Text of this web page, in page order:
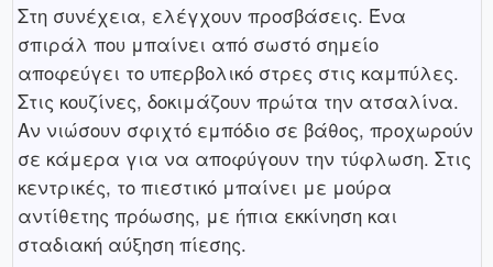
Στη συνέχεια, ελέγχουν προσβάσεις. Ένα
σπιράλ που μπαίνει από σωστό σημείο
αποφεύγει το υπερβολικό στρες στις καμπύλες.
Στις κουζίνες, δοκιμάζουν πρώτα την ατσαλίνα.
Αν νιώσουν σφιχτό εμπόδιο σε βάθος, προχωρούν
σε κάμερα για να αποφύγουν την τύφλωση. Στις
κεντρικές, το πιεστικό μπαίνει με μούρα
αντίθετης πρόωσης, με ήπια εκκίνηση και
σταδιακή αύξηση πίεσης.